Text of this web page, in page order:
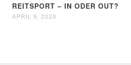
REITSPORT – IN ODER OUT?
APRIL 9, 2020